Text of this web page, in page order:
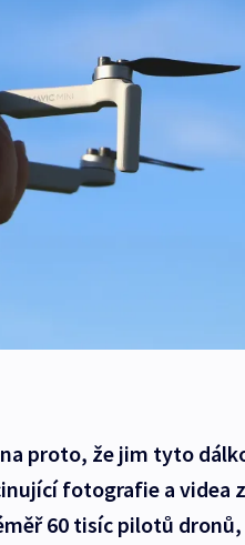
proto, že jim tyto
fotografie a videa
60 tisíc pilotů